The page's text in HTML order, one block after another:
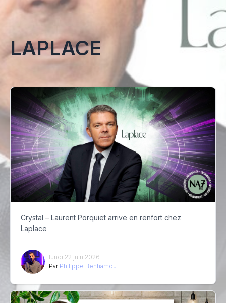
LAPLACE
Crystal – Laurent Porquiet arrive en renfort chez
Laplace
lundi 22 juin 2026
Par Philippe Benhamou